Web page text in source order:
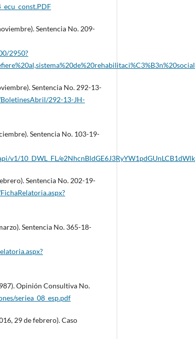
Sentencia No. 209-
2950?
Sentencia No. 292-13-
292-13-JH-
Sentencia No. 103-19-
v1/10_DWL_FL/
Sentencia No. 202-19-
Sentencia No. 365-18-
Opinión Consultiva No.
seriea_08_esp.pdf
29 de febrero). Caso